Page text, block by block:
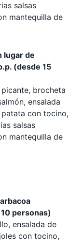
salsas
mantequilla de
lugar de
(desde 15
brocheta
ensalada
con tocino,
salsas
mantequilla de
personas)
ensalada de
con tocino,